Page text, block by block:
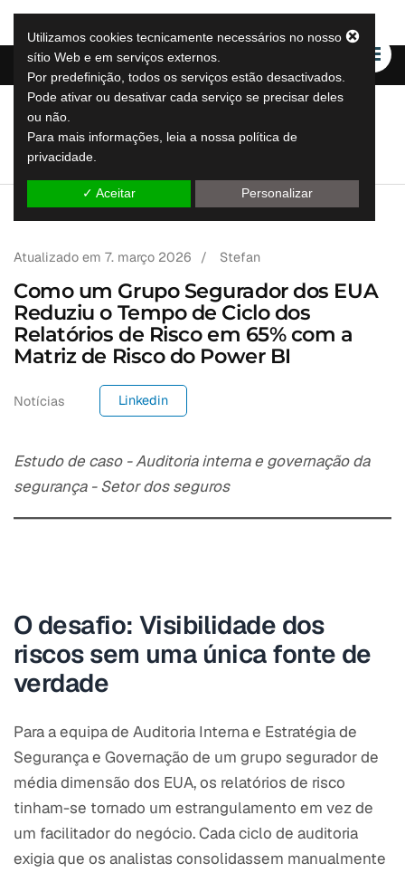
soluções de reporting leap
Atualizado em 7. março 2026 / Stefan
Como um Grupo Segurador dos EUA
Reduziu o Tempo de Ciclo dos
Relatórios de Risco em 65% com a
Matriz de Risco do Power BI
Notícias Linkedin
Estudo de caso - Auditoria interna e governação da
segurança - Setor dos seguros
O desafio: Visibilidade dos
riscos sem uma única fonte de
verdade
Para a equipa de Auditoria Interna e Estratégia de
Segurança e Governação de um grupo segurador de
média dimensão dos EUA, os relatórios de risco
tinham-se tornado um estrangulamento em vez de
um facilitador do negócio. Cada ciclo de auditoria
exigia que os analistas consolidassem manualmente
Utilizamos cookies tecnicamente necessários no nosso
sítio Web e em serviços externos.
Por predefinição, todos os serviços estão desactivados.
Pode ativar ou desativar cada serviço se precisar deles
ou não.
Para mais informações, leia a nossa política de
privacidade.
✓ Aceitar Personalizar